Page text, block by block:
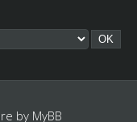
by MyBB